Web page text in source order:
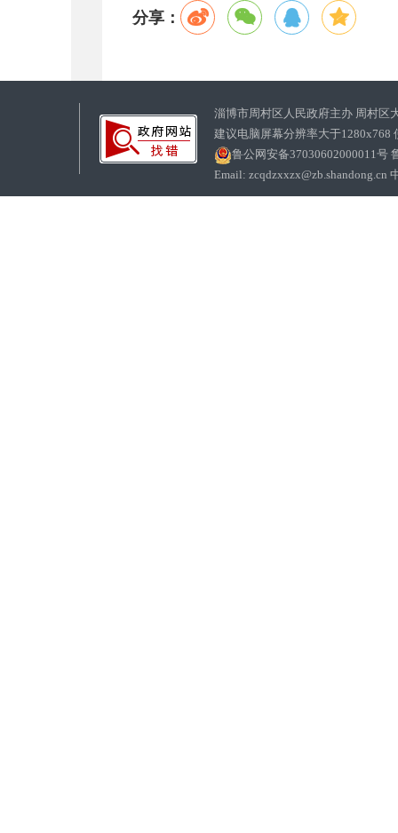
分享：
淄博市周村区人民政府主办 周村区
建议电脑屏幕分辨率大于1280x768
鲁公网安备37030602000011号
Email: zcqdzxxzx@zb.shandong.cn